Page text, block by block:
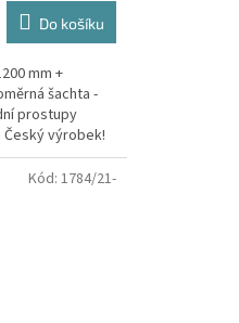
Do košíku
mm +
šachta -
prostupy
Český výrobek!
Kód: 1784/21-